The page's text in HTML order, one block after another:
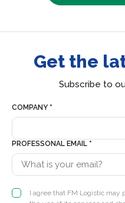
Get the
Subscribe to